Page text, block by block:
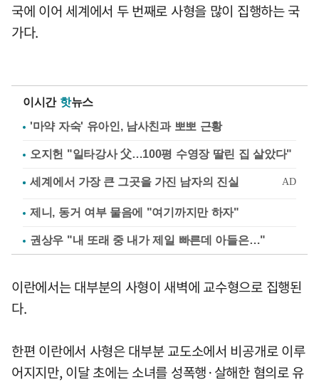
국에 이어 세계에서 두 번째로 사형을 많이 집행하는 국
가다.
이시간 핫뉴스
'마약 자숙' 유아인, 남사친과 뽀뽀 근황
오지헌 "일타강사 父…100평 수영장 딸린 집 살았다"
제니, 동거 여부 물음에 "여기까지만 하자"
권상우 "내 또래 중 내가 제일 빠른데 아들은…"
이란에서는 대부분의 사형이 새벽에 교수형으로 집행된
다.
한편 이란에서 사형은 대부분 교도소에서 비공개로 이루
어지지만, 이달 초에는 소녀를 성폭행·살해한 혐의로 유